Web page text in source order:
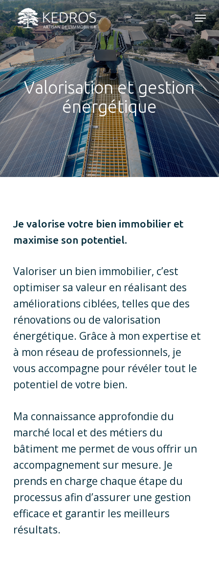
Skip
to
main
content
Menu
Valorisation et gestion
énergétique
Je valorise votre bien immobilier et
maximise son potentiel.
Valoriser un bien immobilier, c’est
optimiser sa valeur en réalisant des
améliorations ciblées, telles que des
rénovations ou de valorisation
énergétique. Grâce à mon expertise et
à mon réseau de professionnels, je
vous accompagne pour révéler tout le
potentiel de votre bien.
Ma connaissance approfondie du
marché local et des métiers du
bâtiment me permet de vous offrir un
accompagnement sur mesure. Je
prends en charge chaque étape du
processus afin d’assurer une gestion
efficace et garantir les meilleurs
résultats.